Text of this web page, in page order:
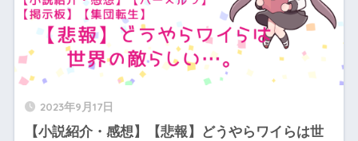
2023年9月17日
【小説紹介・感想】【悲報】どうやらワイらは世